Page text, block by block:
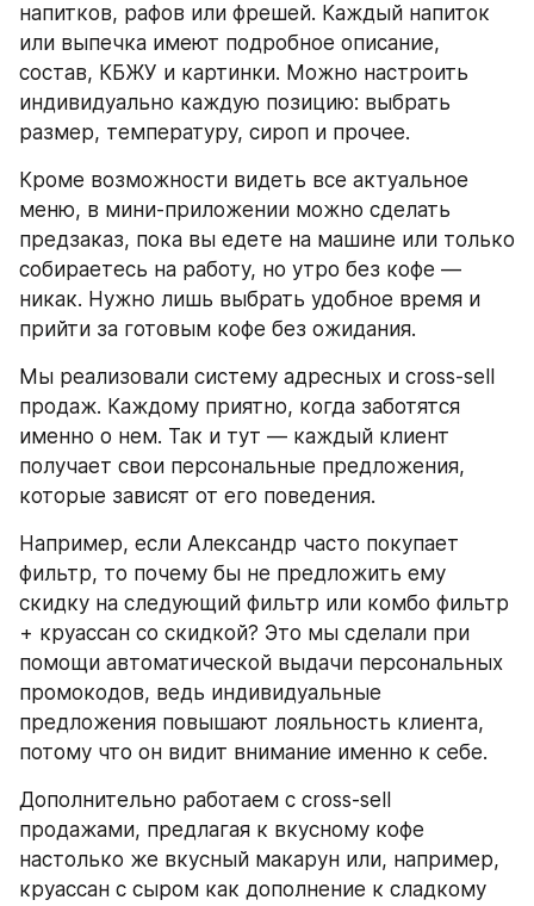
напитков, рафов или фрешей. Каждый напиток
или выпечка имеют подробное описание,
состав, КБЖУ и картинки. Можно настроить
индивидуально каждую позицию: выбрать
размер, температуру, сироп и прочее.
Кроме возможности видеть все актуальное
меню, в мини-приложении можно сделать
предзаказ, пока вы едете на машине или только
собираетесь на работу, но утро без кофе —
никак. Нужно лишь выбрать удобное время и
прийти за готовым кофе без ожидания.
Мы реализовали систему адресных и cross-sell
продаж. Каждому приятно, когда заботятся
именно о нем. Так и тут — каждый клиент
получает свои персональные предложения,
которые зависят от его поведения.
Например, если Александр часто покупает
фильтр, то почему бы не предложить ему
скидку на следующий фильтр или комбо фильтр
+ круассан со скидкой? Это мы сделали при
помощи автоматической выдачи персональных
промокодов, ведь индивидуальные
предложения повышают лояльность клиента,
потому что он видит внимание именно к себе.
Дополнительно работаем с cross-sell
продажами, предлагая к вкусному кофе
настолько же вкусный макарун или, например,
круассан с сыром как дополнение к сладкому